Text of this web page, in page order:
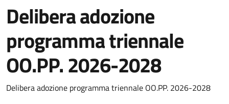
Delibera adozione
programma triennale
OO.PP. 2026-2028
Dettagli della notizia
Delibera adozione programma triennale OO.PP. 2026-2028